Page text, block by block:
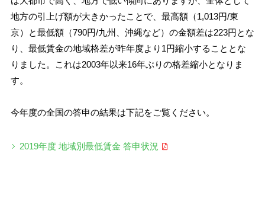
地方の引上げ額が大きかったことで、最高額（1,013円/東
京）と最低額（790円/九州、沖縄など）の金額差は223円とな
り、最低賃金の地域格差が昨年度より1円縮小することとな
りました。これは2003年以来16年ぶりの格差縮小となりま
す。
今年度の全国の答申の結果は下記をご覧ください。
2019年度 地域別最低賃金 答申状況